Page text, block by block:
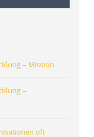
– Mission
–
oft